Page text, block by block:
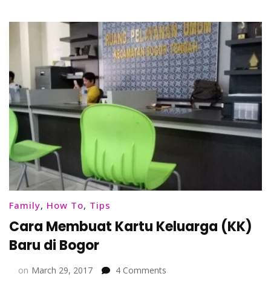
Family, How To, Tips
Cara Membuat Kartu Keluarga (KK)
Baru di Bogor
on March 29, 2017 4 Comments